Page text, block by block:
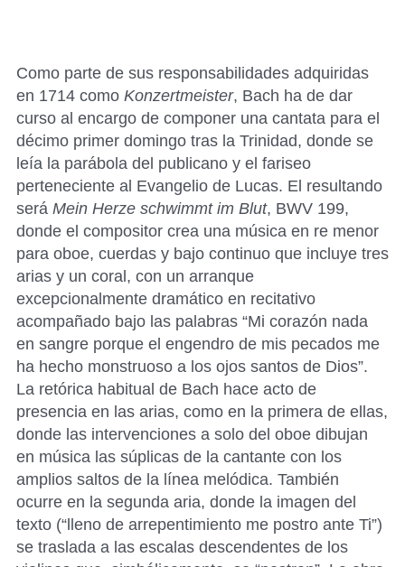
Como parte de sus responsabilidades adquiridas
en 1714 como Konzertmeister, Bach ha de dar
curso al encargo de componer una cantata para el
décimo primer domingo tras la Trinidad, donde se
leía la parábola del publicano y el fariseo
perteneciente al Evangelio de Lucas. El resultando
será Mein Herze schwimmt im Blut, BWV 199,
donde el compositor crea una música en re menor
para oboe, cuerdas y bajo continuo que incluye tres
arias y un coral, con un arranque
excepcionalmente dramático en recitativo
acompañado bajo las palabras “Mi corazón nada
en sangre porque el engendro de mis pecados me
ha hecho monstruoso a los ojos santos de Dios”.
La retórica habitual de Bach hace acto de
presencia en las arias, como en la primera de ellas,
donde las intervenciones a solo del oboe dibujan
en música las súplicas de la cantante con los
amplios saltos de la línea melódica. También
ocurre en la segunda aria, donde la imagen del
texto (“lleno de arrepentimiento me postro ante Ti”)
se traslada a las escalas descendentes de los